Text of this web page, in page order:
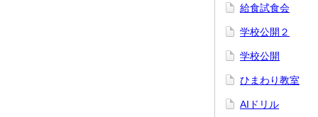
給食試食会
学校公開２
学校公開
ひまわり教室
AIドリル